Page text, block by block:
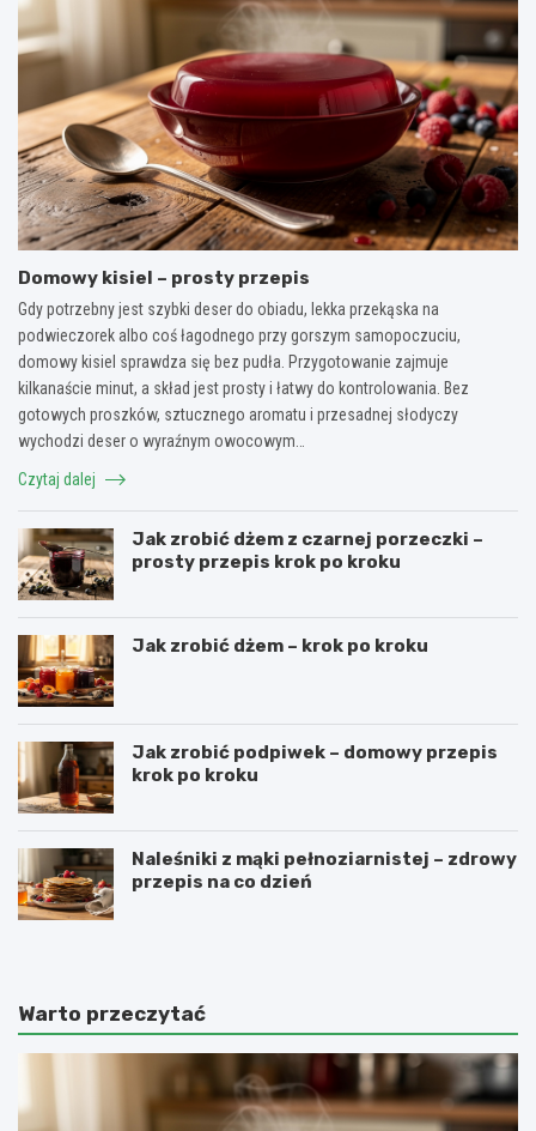
Domowy kisiel – prosty przepis
Gdy potrzebny jest szybki deser do obiadu, lekka przekąska na
podwieczorek albo coś łagodnego przy gorszym samopoczuciu,
domowy kisiel sprawdza się bez pudła. Przygotowanie zajmuje
kilkanaście minut, a skład jest prosty i łatwy do kontrolowania. Bez
gotowych proszków, sztucznego aromatu i przesadnej słodyczy
wychodzi deser o wyraźnym owocowym…
Czytaj dalej
Jak zrobić dżem z czarnej porzeczki –
prosty przepis krok po kroku
Jak zrobić dżem – krok po kroku
Jak zrobić podpiwek – domowy przepis
krok po kroku
Naleśniki z mąki pełnoziarnistej – zdrowy
przepis na co dzień
Warto przeczytać